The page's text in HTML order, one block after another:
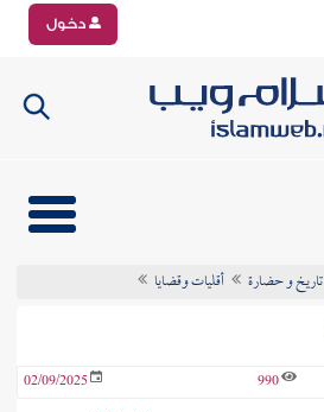
دخول
تاريخ و حضارة أقليات وقضايا
990
02/09/2025